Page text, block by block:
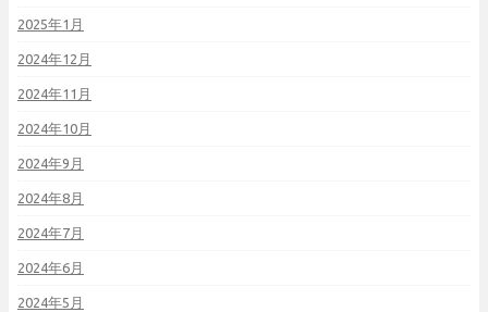
2025年1月
2024年12月
2024年11月
2024年10月
2024年9月
2024年8月
2024年7月
2024年6月
2024年5月